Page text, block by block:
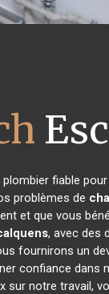
fiable
problèmes de
et que vous
, avec des
fournirons un
confiance dans
notre travail,